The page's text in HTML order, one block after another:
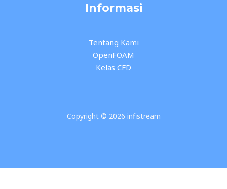
Informasi
Tentang Kami
OpenFOAM
Kelas CFD
Copyright © 2026 infistream